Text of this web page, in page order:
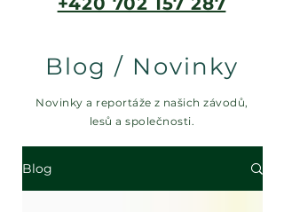
Blog / Novinky
Novinky a reportáže z našich závodů,
lesů a společnosti.
Blog